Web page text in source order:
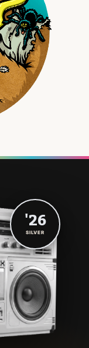
'26
SILVER